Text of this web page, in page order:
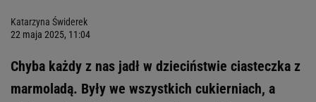
Katarzyna Świderek
22 maja 2025, 11:04
Chyba każdy z nas jadł w dzieciństwie ciasteczka z
marmoladą. Były we wszystkich cukierniach, a